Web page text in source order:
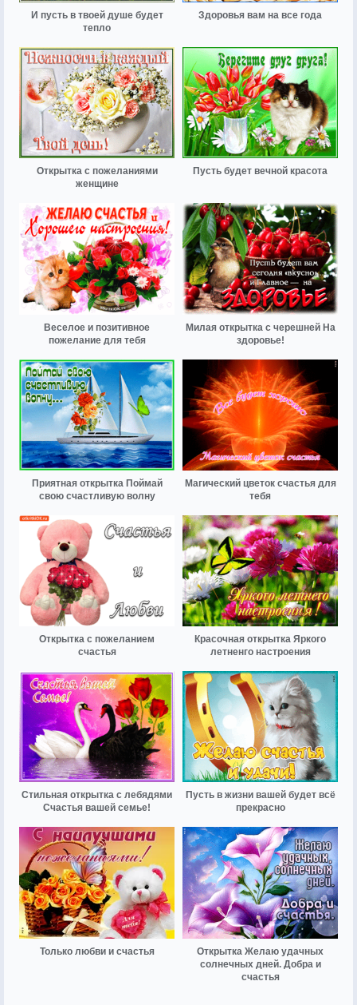
И пусть в твоей душе будет
тепло
Здоровья вам на все года
Открытка с пожеланиями
женщине
Пусть будет вечной красота
Веселое и позитивное
пожелание для тебя
Милая открытка с черешней На
здоровье!
Приятная открытка Поймай
свою счастливую волну
Магический цветок счастья для
тебя
Открытка с пожеланием
счастья
Красочная открытка Яркого
летненго настроения
Стильная открытка с лебядями
Счастья вашей семье!
Пусть в жизни вашей будет всё
прекрасно
Только любви и счастья
Открытка Желаю удачных
солнечных дней. Добра и
счастья